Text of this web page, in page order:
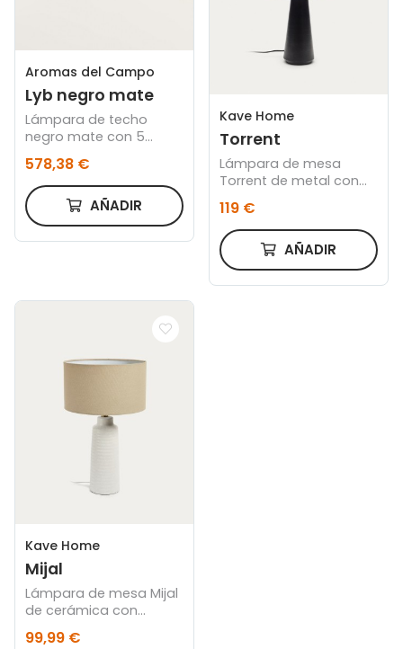
Aromas del Campo
Lyb negro mate
Lámpara de techo
negro mate con 5
Pepe Fornas
578,38 €
AÑADIR
Kave Home
Torrent
Lámpara de mesa
Torrent de metal con
acabado pintado
negro y pantalla de lino
119 €
AÑADIR
Kave Home
Mijal
Lámpara de mesa Mijal
de cerámica con
99,99 €